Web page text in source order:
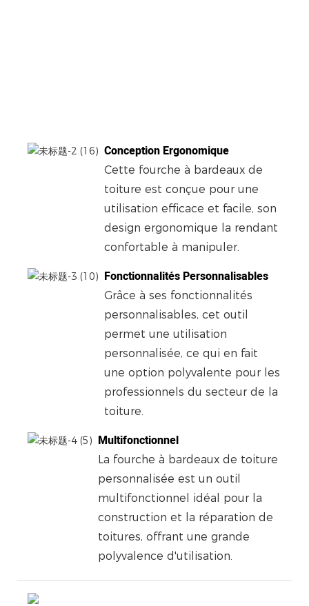
Conception Ergonomique
Cette fourche à bardeaux de
toiture est conçue pour une
utilisation efficace et facile, son
design ergonomique la rendant
confortable à manipuler.
Fonctionnalités Personnalisables
Grâce à ses fonctionnalités
personnalisables, cet outil
permet une utilisation
personnalisée, ce qui en fait
une option polyvalente pour les
professionnels du secteur de la
toiture.
Multifonctionnel
La fourche à bardeaux de toiture
personnalisée est un outil
multifonctionnel idéal pour la
construction et la réparation de
toitures, offrant une grande
polyvalence d'utilisation.